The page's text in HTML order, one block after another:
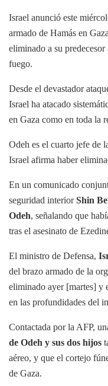
Israel anunció este
armado de Hamás en
eliminado a su
fuego.
Desde el devastador
Israel ha atacado
en Gaza como en toda la
Odeh es el cuarto jefe de
Israel afirma haber
En un comunicado
seguridad interiorShin
Odeh, señalando que
tras el asesinato de
El ministro de Defensa,
del brazo armado de la
eliminado ayer [martes] y
en las profundidades del
Contactada por la AFP,
de Odeh y sus dos hijos
aéreo, y que el cortejo
de Gaza.